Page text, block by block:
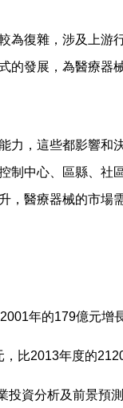
為復雜，涉及上游
發展，為醫療器
力，這些都影響
制中心、區縣、
，醫療器械的市場
年的179億元增
比2013年度的
投資分析及前景預